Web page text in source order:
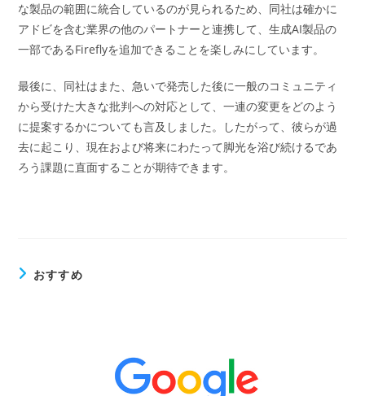
な製品の範囲に統合しているのが見られるため、同社は確かに
アドビを含む業界の他のパートナーと連携して、生成AI製品の
一部であるFireflyを追加できることを楽しみにしています。
最後に、同社はまた、急いで発売した後に一般のコミュニティ
から受けた大きな批判への対応として、一連の変更をどのよう
に提案するかについても言及しました。したがって、彼らが過
去に起こり、現在および将来にわたって脚光を浴び続けるであ
ろう課題に直面することが期待できます。
おすすめ